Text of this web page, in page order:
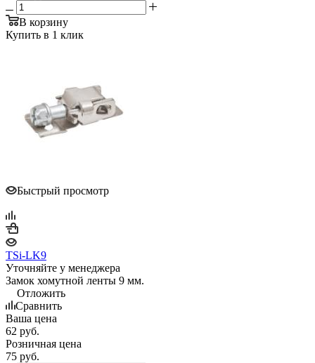
В корзину
Купить в 1 клик
Быстрый просмотр
TSi-LK9
Уточняйте у менеджера
Замок хомутной ленты 9 мм.
Отложить
Сравнить
Ваша цена
62 руб.
Розничная цена
75 руб.